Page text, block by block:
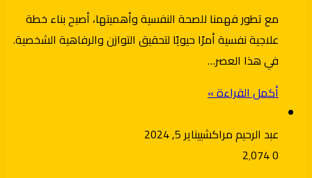
مع تطور فهمنا للصحة النفسية وأهميتها، أصبح بناء خطة
علاجية نفسية أمرًا حيويًا لتحقيق التوازن والرفاهية الشخصية.
في هذا العصر…
أكمل القراءة »
عبد الرحيم مراكشييناير 5, 2024
0